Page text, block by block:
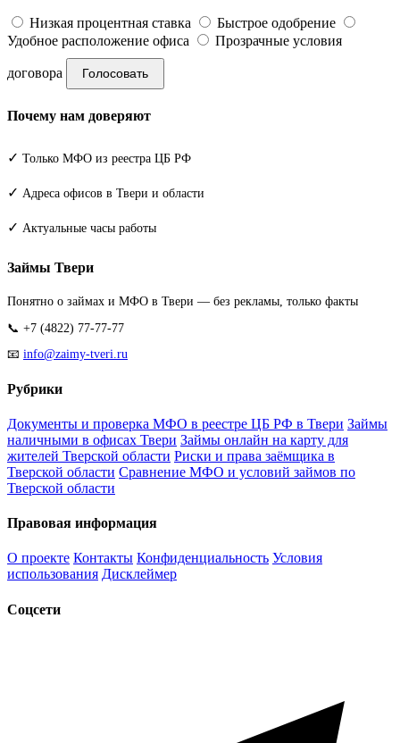
Низкая процентная ставка
Быстрое одобрение
Удобное расположение офиса
Прозрачные условия
договора Голосовать
Почему нам доверяют
✓ Только МФО из реестра ЦБ РФ
✓ Адреса офисов в Твери и области
✓ Актуальные часы работы
Займы Твери
Понятно о займах и МФО в Твери — без рекламы, только факты
📞 +7 (4822) 77-77-77
📧 info@zaimy-tveri.ru
Рубрики
Документы и проверка МФО в реестре ЦБ РФ в Твери Займы
наличными в офисах Твери Займы онлайн на карту для
жителей Тверской области Риски и права заёмщика в
Тверской области Сравнение МФО и условий займов по
Тверской области
Правовая информация
О проекте Контакты Конфиденциальность Условия
использования Дисклеймер
Соцсети